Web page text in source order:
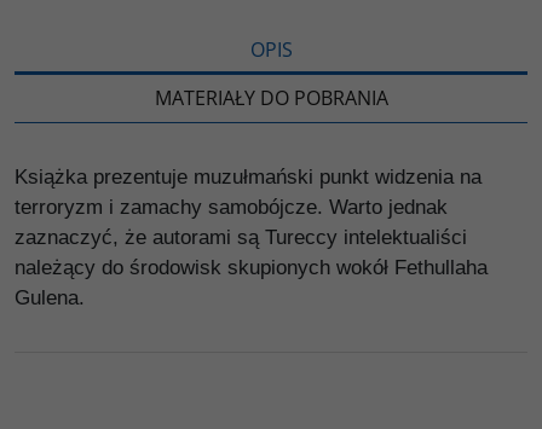
OPIS
MATERIAŁY DO POBRANIA
Książka prezentuje muzułmański punkt widzenia na
terroryzm i zamachy samobójcze. Warto jednak
zaznaczyć, że autorami są Tureccy intelektualiści
należący do środowisk skupionych wokół Fethullaha
Gulena.